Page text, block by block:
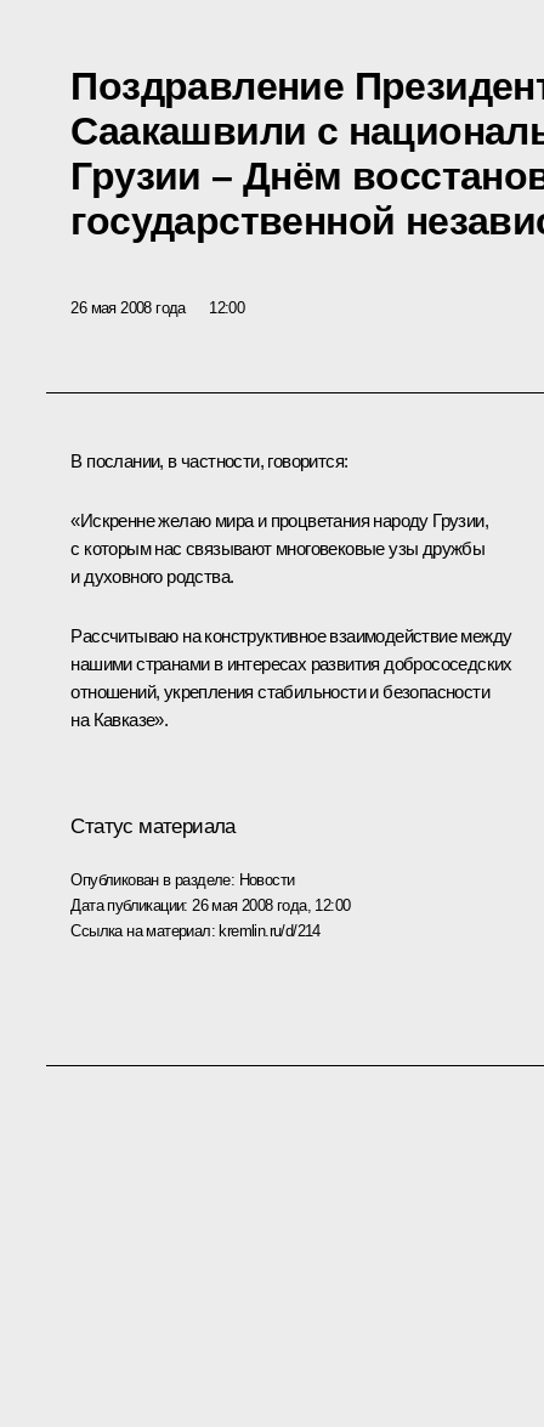
Поздравление
Саакашвили с
Грузии – Днём
государственной
26 мая 2008 года 12:00
В послании, в частности, говорится:
«Искренне желаю мира и процветания народу Грузии,
с которым нас связывают многовековые узы дружбы
и духовного родства.
Рассчитываю на конструктивное взаимодействие между
нашими странами в интересах развития добрососедских
отношений, укрепления стабильности и безопасности
на Кавказе».
Статус материала
Опубликован в разделе: Новости
Дата публикации: 26 мая 2008 года, 12:00
Ссылка на материал:kremlin.ru/d/214